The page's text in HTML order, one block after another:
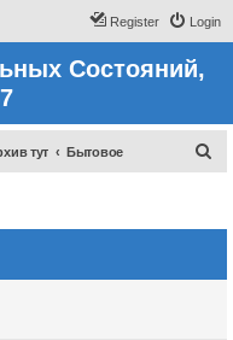
Login
Register
Состояний,
тут Бытовое